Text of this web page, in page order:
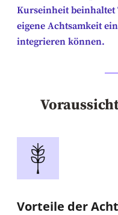
Kurseinheit beinhaltet
eigene Achtsamkeit
integrieren können.
Vorteile der